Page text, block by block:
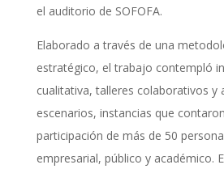
el auditorio de SOFOFA.
Elaborado a través de una
estratégico, el trabajo contempló
cualitativa, talleres colaborativos y
escenarios, instancias que
participación de más de 50
empresarial, público y académico.